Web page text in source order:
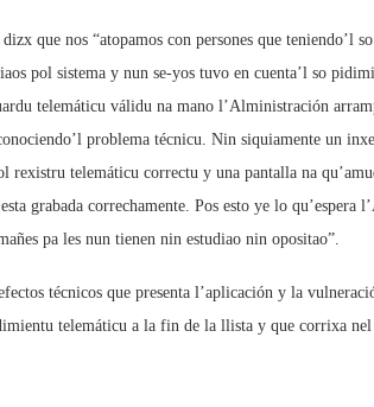
que nos “atopamos con persones que teniendo’l
pol sistema y nun se-yos tuvo en cuenta’l so
telemáticu válidu na mano l’Alministración
problema técnicu. Nin siquiamente un
telemáticu correctu y una pantalla na
grabada correchamente. Pos esto ye lo qu’espera
pa les nun tienen nin estudiao nin opositao”.
técnicos que presenta l’aplicación y la
telemáticu a la fin de la llista y que corrixa nel